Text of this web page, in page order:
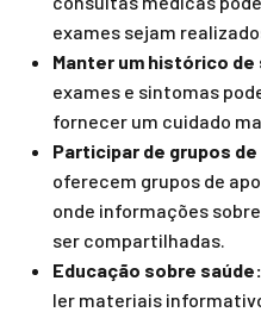
exames sejam
Manter um histórico de
exames e sintomas
fornecer um cuidado
Participar de grupos
oferecem grupos de
onde informações
ser compartilhadas.
Educação sobre saúde:
ler materiais